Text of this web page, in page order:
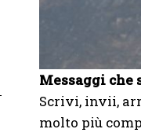
Messaggi che
Scrivi, invii,
molto più